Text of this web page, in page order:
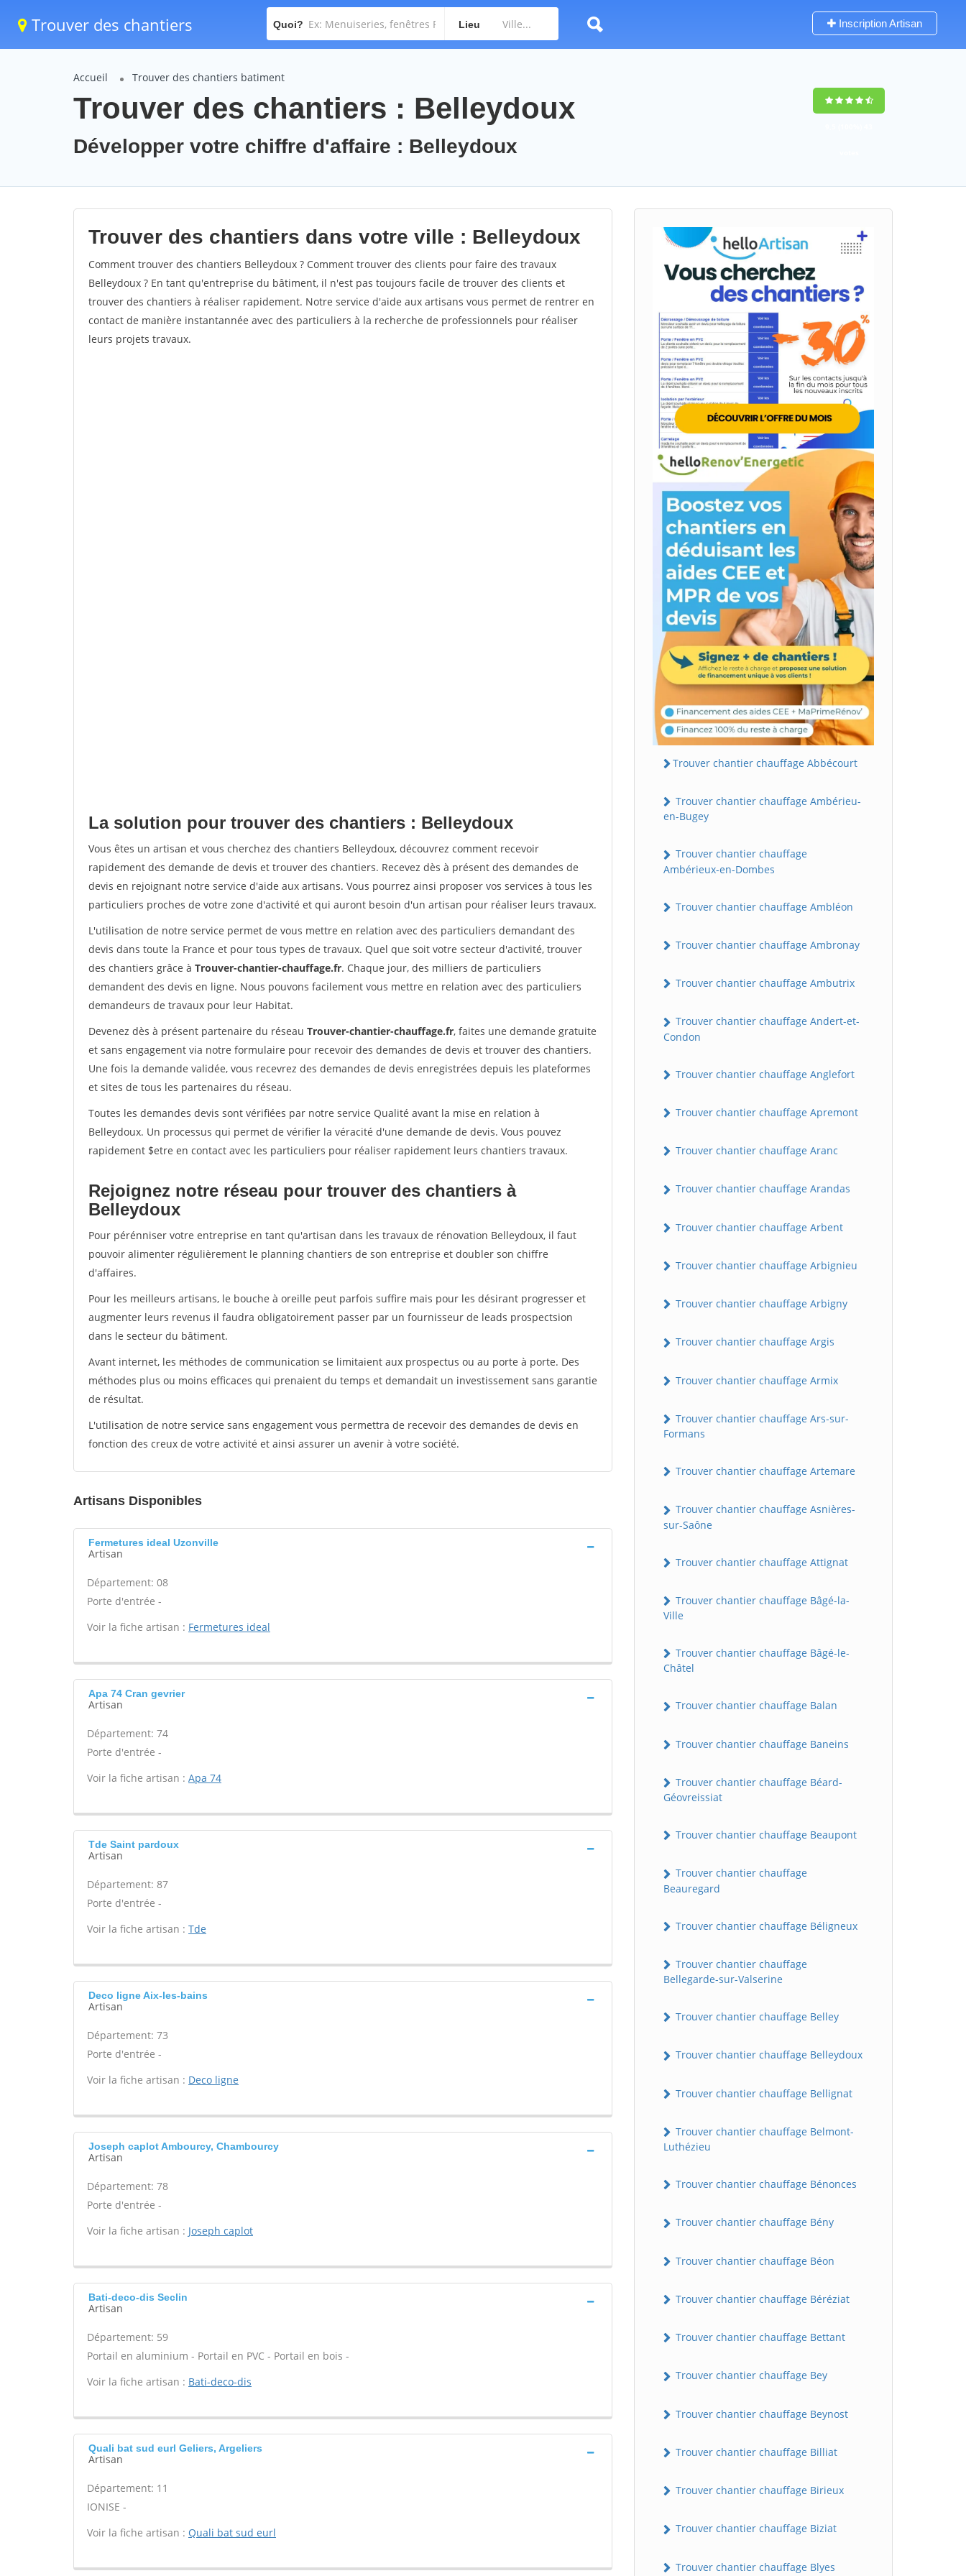
Trouver des chantiers Quoi? Lieu Inscription Artisan
Accueil Trouver des chantiers batiment
Trouver des chantiers : Belleydoux
Développer votre chiffre d'affaire : Belleydoux
Trouver des chantiers dans votre ville : Belleydoux
Comment trouver des chantiers Belleydoux ? Comment trouver des clients pour faire des travaux
Belleydoux ? En tant qu'entreprise du bâtiment, il n'est pas toujours facile de trouver des clients et
trouver des chantiers à réaliser rapidement. Notre service d'aide aux artisans vous permet de rentrer en
contact de manière instantannée avec des particuliers à la recherche de professionnels pour réaliser
leurs projets travaux.
La solution pour trouver des chantiers : Belleydoux
Vous êtes un artisan et vous cherchez des chantiers Belleydoux, découvrez comment recevoir
rapidement des demande de devis et trouver des chantiers. Recevez dès à présent des demandes de
devis en rejoignant notre service d'aide aux artisans. Vous pourrez ainsi proposer vos services à tous les
particuliers proches de votre zone d'activité et qui auront besoin d'un artisan pour réaliser leurs travaux.
L'utilisation de notre service permet de vous mettre en relation avec des particuliers demandant des
devis dans toute la France et pour tous types de travaux. Quel que soit votre secteur d'activité, trouver
des chantiers grâce à Trouver-chantier-chauffage.fr. Chaque jour, des milliers de particuliers
demandent des devis en ligne. Nous pouvons facilement vous mettre en relation avec des particuliers
demandeurs de travaux pour leur Habitat.
Devenez dès à présent partenaire du réseau Trouver-chantier-chauffage.fr, faites une demande gratuite
et sans engagement via notre formulaire pour recevoir des demandes de devis et trouver des chantiers.
Une fois la demande validée, vous recevrez des demandes de devis enregistrées depuis les plateformes
et sites de tous les partenaires du réseau.
Toutes les demandes devis sont vérifiées par notre service Qualité avant la mise en relation à
Belleydoux. Un processus qui permet de vérifier la véracité d'une demande de devis. Vous pouvez
rapidement $etre en contact avec les particuliers pour réaliser rapidement leurs chantiers travaux.
Rejoignez notre réseau pour trouver des chantiers à
Belleydoux
Pour pérénniser votre entreprise en tant qu'artisan dans les travaux de rénovation Belleydoux, il faut
pouvoir alimenter régulièrement le planning chantiers de son entreprise et doubler son chiffre
d'affaires.
Pour les meilleurs artisans, le bouche à oreille peut parfois suffire mais pour les désirant progresser et
augmenter leurs revenus il faudra obligatoirement passer par un fournisseur de leads prospectsion
dans le secteur du bâtiment.
Avant internet, les méthodes de communication se limitaient aux prospectus ou au porte à porte. Des
méthodes plus ou moins efficaces qui prenaient du temps et demandait un investissement sans garantie
de résultat.
L'utilisation de notre service sans engagement vous permettra de recevoir des demandes de devis en
fonction des creux de votre activité et ainsi assurer un avenir à votre société.
Artisans Disponibles
Fermetures ideal Uzonville
Artisan
Département: 08
Porte d'entrée -
Voir la fiche artisan : Fermetures ideal
Apa 74 Cran gevrier
Artisan
Département: 74
Porte d'entrée -
Voir la fiche artisan : Apa 74
Tde Saint pardoux
Artisan
Département: 87
Porte d'entrée -
Voir la fiche artisan : Tde
Deco ligne Aix-les-bains
Artisan
Département: 73
Porte d'entrée -
Voir la fiche artisan : Deco ligne
Joseph caplot Ambourcy, Chambourcy
Artisan
Département: 78
Porte d'entrée -
Voir la fiche artisan : Joseph caplot
Bati-deco-dis Seclin
Artisan
Département: 59
Portail en aluminium - Portail en PVC - Portail en bois -
Voir la fiche artisan : Bati-deco-dis
Quali bat sud eurl Geliers, Argeliers
Artisan
Département: 11
IONISE -
Voir la fiche artisan : Quali bat sud eurl
Trouver chantier chauffage Abbécourt
Trouver chantier chauffage Ambérieu-
en-Bugey
Trouver chantier chauffage
Ambérieux-en-Dombes
Trouver chantier chauffage Ambléon
Trouver chantier chauffage Ambronay
Trouver chantier chauffage Ambutrix
Trouver chantier chauffage Andert-et-
Condon
Trouver chantier chauffage Anglefort
Trouver chantier chauffage Apremont
Trouver chantier chauffage Aranc
Trouver chantier chauffage Arandas
Trouver chantier chauffage Arbent
Trouver chantier chauffage Arbignieu
Trouver chantier chauffage Arbigny
Trouver chantier chauffage Argis
Trouver chantier chauffage Armix
Trouver chantier chauffage Ars-sur-
Formans
Trouver chantier chauffage Artemare
Trouver chantier chauffage Asnières-
sur-Saône
Trouver chantier chauffage Attignat
Trouver chantier chauffage Bâgé-la-
Ville
Trouver chantier chauffage Bâgé-le-
Châtel
Trouver chantier chauffage Balan
Trouver chantier chauffage Baneins
Trouver chantier chauffage Béard-
Géovreissiat
Trouver chantier chauffage Beaupont
Trouver chantier chauffage
Beauregard
Trouver chantier chauffage Béligneux
Trouver chantier chauffage
Bellegarde-sur-Valserine
Trouver chantier chauffage Belley
Trouver chantier chauffage Belleydoux
Trouver chantier chauffage Bellignat
Trouver chantier chauffage Belmont-
Luthézieu
Trouver chantier chauffage Bénonces
Trouver chantier chauffage Bény
Trouver chantier chauffage Béon
Trouver chantier chauffage Béréziat
Trouver chantier chauffage Bettant
Trouver chantier chauffage Bey
Trouver chantier chauffage Beynost
Trouver chantier chauffage Billiat
Trouver chantier chauffage Birieux
Trouver chantier chauffage Biziat
Trouver chantier chauffage Blyes